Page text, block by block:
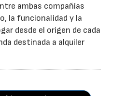
ambas compañías
la funcionalidad y la
desde el origen de cada
destinada a alquiler